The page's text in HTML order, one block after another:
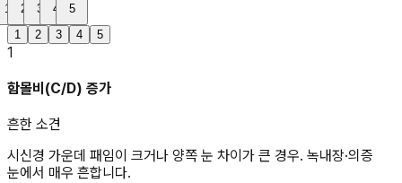
1 2 3 4
5
1
2 3 4 5
1
함몰비(C/D) 증가
흔한 소견
시신경 가운데 패임이 크거나 양쪽 눈 차이가 큰 경우. 녹내장·의증
눈에서 매우 흔합니다.